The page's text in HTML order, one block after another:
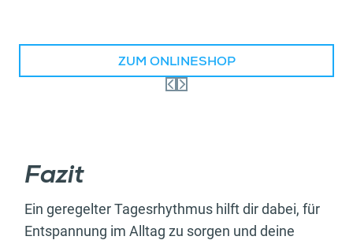
ZUM ONLINESHOP
Fazit
Ein geregelter Tagesrhythmus hilft dir dabei, für
Entspannung im Alltag zu sorgen und deine